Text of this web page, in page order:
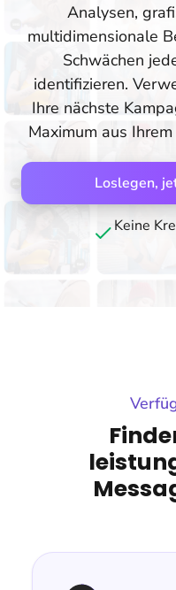
Analysen,
multidimensionale
Schwächen
identifizieren.
Ihre nächste
Maximum aus
Loslegen,
Keine